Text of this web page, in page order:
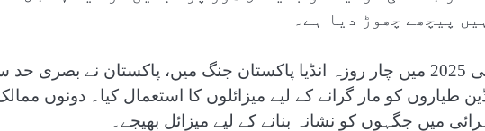
پیچھے چھوڑ دیا ہے۔
مئی 2025 میں چار روزہ انڈیا پاکستان جنگ میں، پاکستان نے بصری
طیاروں کو مار گرانے کے لیے میزائلوں کا استعمال کیا۔ دونوں
میں جگہوں کو نشانہ بنانے کے لیے میزائل بھیجے۔